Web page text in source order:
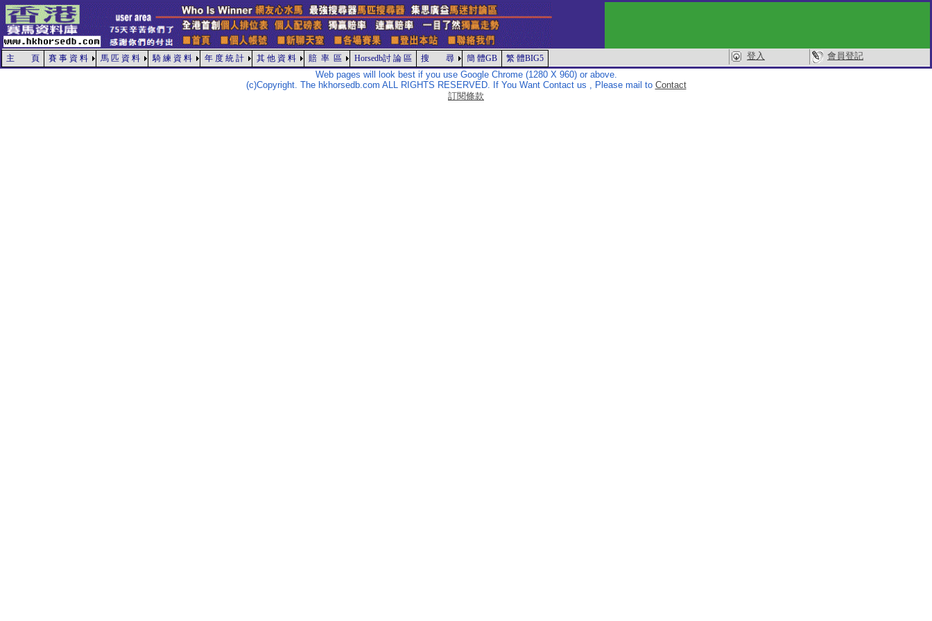
主 頁 賽 事 資 料 馬 匹 資 料 騎 練 資 料 年 度 統 計 其 他 資 料 賠 率 區 Horsedb討 論 區 搜 尋 簡 體GB 繁 體BIG5 登入
會員登記
Web pages will look best if you use Google Chrome (1280 X 960) or above.
(c)Copyright. The hkhorsedb.com ALL RIGHTS RESERVED. If You Want Contact us , Please mail to Contact
訂閱條款